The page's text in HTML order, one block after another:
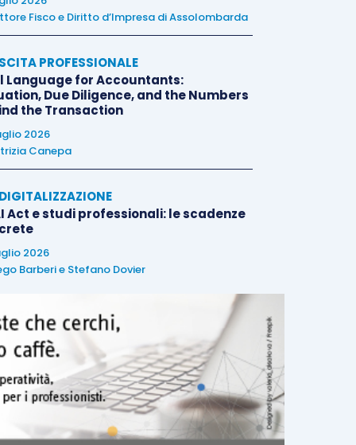
Fisco e Diritto d’Impresa di Assolombarda
PROFESSIONALE
Language for Accountants:
Due Diligence, and the Numbers
the Transaction
2026
Canepa
Act e studi professionali: le scadenze
2026
Barberie Stefano Dovier